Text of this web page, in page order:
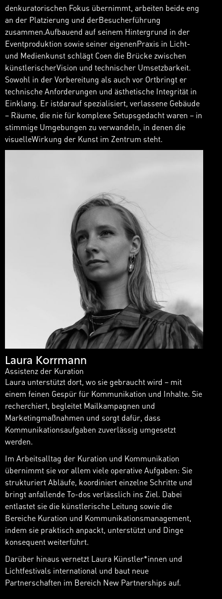
denkuratorischen Fokus übernimmt, arbeiten beide eng
an der Platzierung und derBesucherführung
zusammen.Aufbauend auf seinem Hintergrund in der
Eventproduktion sowie seiner eigenenPraxis in Licht-
und Medienkunst schlägt Coen die Brücke zwischen
künstlerischerVision und technischer Umsetzbarkeit.
Sowohl in der Vorbereitung als auch vor Ortbringt er
technische Anforderungen und ästhetische Integrität in
Einklang. Er istdarauf spezialisiert, verlassene Gebäude
– Räume, die nie für komplexe Setupsgedacht waren – in
stimmige Umgebungen zu verwandeln, in denen die
visuelleWirkung der Kunst im Zentrum steht.
Laura Korrmann
Assistenz der Kuration
Laura unterstützt dort, wo sie gebraucht wird – mit
einem feinen Gespür für Kommunikation und Inhalte. Sie
recherchiert, begleitet Mailkampagnen und
Marketingmaßnahmen und sorgt dafür, dass
Kommunikationsaufgaben zuverlässig umgesetzt
werden.
Im Arbeitsalltag der Kuration und Kommunikation
übernimmt sie vor allem viele operative Aufgaben: Sie
strukturiert Abläufe, koordiniert einzelne Schritte und
bringt anfallende To-dos verlässlich ins Ziel. Dabei
entlastet sie die künstlerische Leitung sowie die
Bereiche Kuration und Kommunikationsmanagement,
indem sie praktisch anpackt, unterstützt und Dinge
konsequent weiterführt.
Darüber hinaus vernetzt Laura Künstler*innen und
Lichtfestivals international und baut neue
Partnerschaften im Bereich New Partnerships auf.